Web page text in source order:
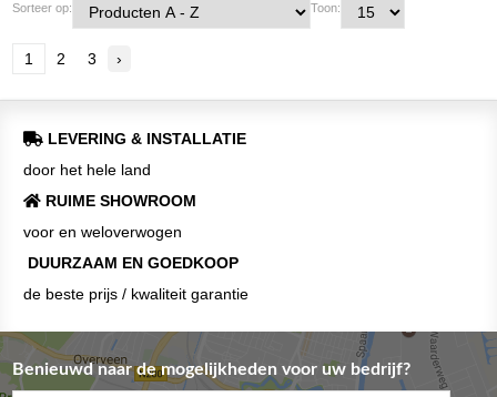
Sorteer op: Toon:
1 2 3 ›
LEVERING & INSTALLATIE
door het hele land
RUIME SHOWROOM
voor en weloverwogen
DUURZAAM EN GOEDKOOP
de beste prijs / kwaliteit garantie
Benieuwd naar de mogelijkheden voor uw bedrijf?